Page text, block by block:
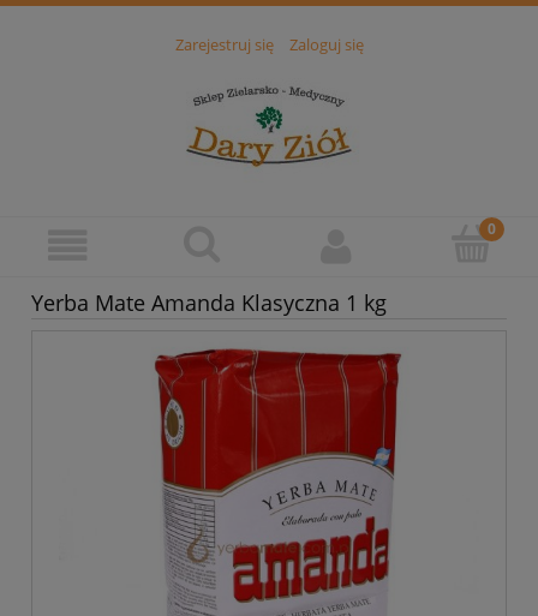
Zarejestruj się Zaloguj się
Yerba Mate Amanda Klasyczna 1 kg